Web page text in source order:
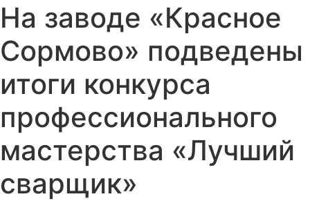
На заводе «Красное
Сормово» подведены
итоги конкурса
профессионального
мастерства «Лучший
сварщик»